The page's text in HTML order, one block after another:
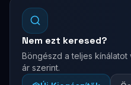
Nem ezt keresed?
Böngészd a teljes kínálatot
ár szerint.